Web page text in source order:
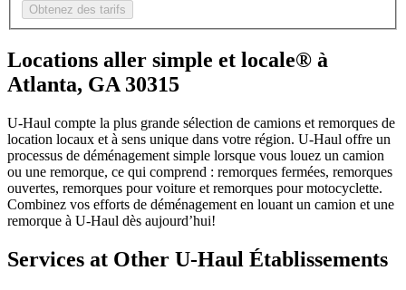
Obtenez des tarifs
Locations aller simple et locale® à
Atlanta, GA 30315
U-Haul compte la plus grande sélection de camions et remorques de
location locaux et à sens unique dans votre région. U-Haul offre un
processus de déménagement simple lorsque vous louez un camion
ou une remorque, ce qui comprend : remorques fermées, remorques
ouvertes, remorques pour voiture et remorques pour motocyclette.
Combinez vos efforts de déménagement en louant un camion et une
remorque à U-Haul dès aujourd’hui!
Services at Other U-Haul Établissements